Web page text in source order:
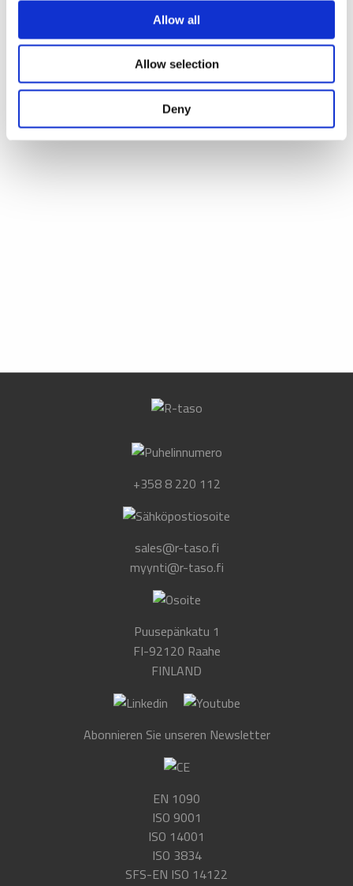
Allow all
Allow selection
Deny
+358 8 220 112
sales@r-taso.fi
myynti@r-taso.fi
Puusepänkatu 1
FI-92120 Raahe
FINLAND
Abonnieren Sie unseren Newsletter
EN 1090
ISO 9001
ISO 14001
ISO 3834
SFS-EN ISO 14122